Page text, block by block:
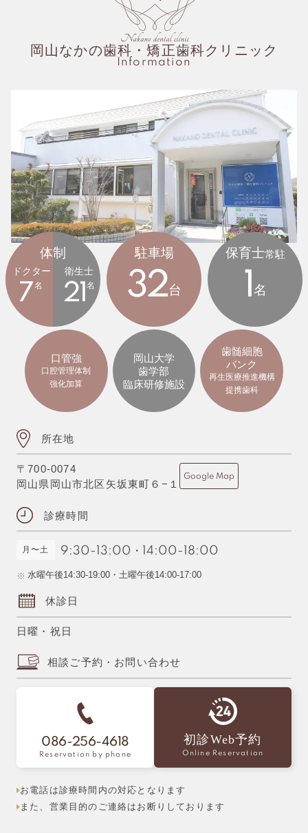
岡山なかの歯科・矯正歯科クリニック
Information
体制
ドクター
7 名
衛生士
21名
駐車場
32台
保育士常駐
1名
口管強
口腔管理体制
強化加算
岡山大学
歯学部
臨床研修施設
歯髄細胞
バンク
再生医療推進機構
提携歯科
所在地
〒700-0074
岡山県岡山市北区矢坂東町６−１
Google Map
診療時間
月〜土 9:30-13:00 ・ 14:00-18:00
水曜午後14:30-19:00・土曜午後14:00-17:00
休診日
日曜・祝日
相談ご予約・お問い合わせ
086-256-4618
Reservation by phone
初診Web予約
Online Reservation
お電話は診療時間内の対応となります
また、営業目的のご連絡はお断りしております